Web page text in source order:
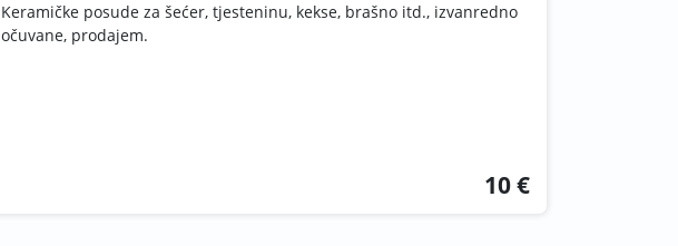
Keramičke posude za šećer, tjesteninu, kekse, brašno itd., izvanredno
očuvane, prodajem.
10 €